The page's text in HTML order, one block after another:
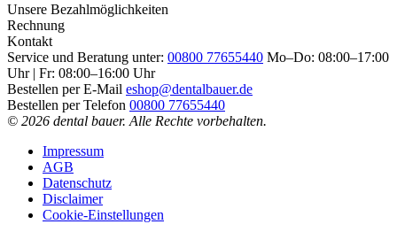
Unsere Bezahlmöglichkeiten
Rechnung
Kontakt
Service und Beratung unter: 00800 77655440 Mo–Do: 08:00–17:00
Uhr | Fr: 08:00–16:00 Uhr
Bestellen per E-Mail eshop@dentalbauer.de
Bestellen per Telefon 00800 77655440
© 2026 dental bauer. Alle Rechte vorbehalten.
Impressum
AGB
Datenschutz
Disclaimer
Cookie-Einstellungen